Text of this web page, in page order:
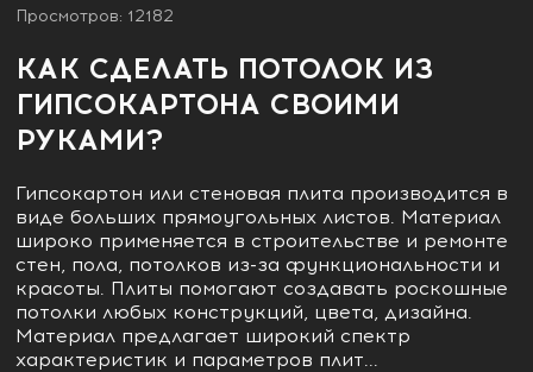
Просмотров: 12182
КАК СДЕЛАТЬ ПОТОЛОК ИЗ
ГИПСОКАРТОНА СВОИМИ
РУКАМИ?
Гипсокартон или стеновая плита производится в
виде больших прямоугольных листов. Материал
широко применяется в строительстве и ремонте
стен, пола, потолков из-за функциональности и
красоты. Плиты помогают создавать роскошные
потолки любых конструкций, цвета, дизайна.
Материал предлагает широкий спектр
характеристик и параметров плит...